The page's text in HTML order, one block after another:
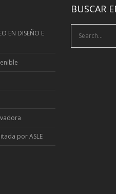
EN DISEÑO E
por ASLE
BUSCAR
Search